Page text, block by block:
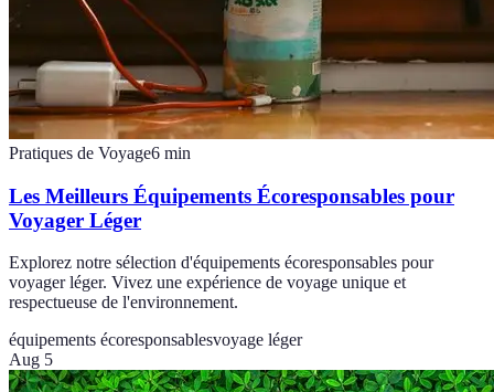
Pratiques de Voyage6 min
Les Meilleurs Équipements Écoresponsables pour
Voyager Léger
Explorez notre sélection d'équipements écoresponsables pour
voyager léger. Vivez une expérience de voyage unique et
respectueuse de l'environnement.
équipements écoresponsablesvoyage léger
Aug 5